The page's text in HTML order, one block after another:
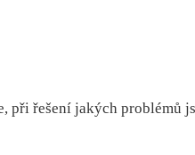
při řešení jakých problémů